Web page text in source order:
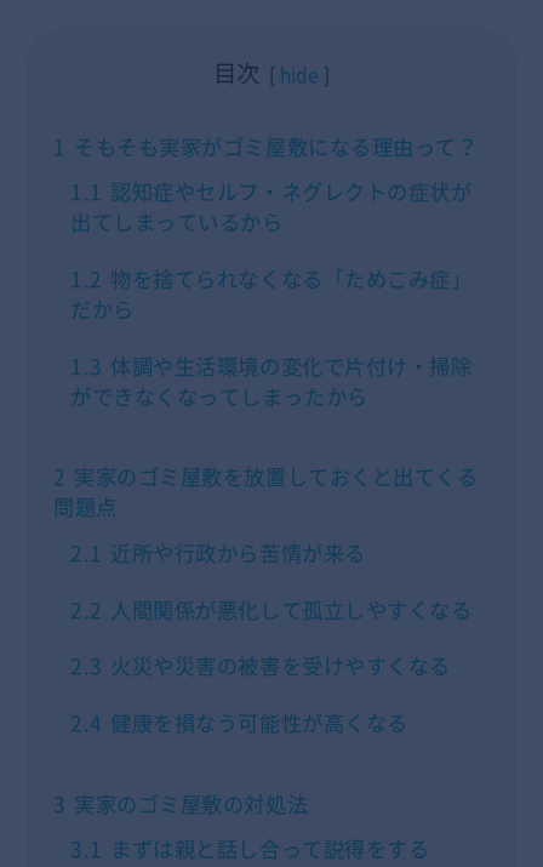
目次 hide
1 そもそも実家がゴミ屋敷になる理由って？
1.1 認知症やセルフ・ネグレクトの症状が
出てしまっているから
1.2 物を捨てられなくなる「ためこみ症」
だから
1.3 体調や生活環境の変化で片付け・掃除
ができなくなってしまったから
2 実家のゴミ屋敷を放置しておくと出てくる
問題点
2.1 近所や行政から苦情が来る
2.2 人間関係が悪化して孤立しやすくなる
2.3 火災や災害の被害を受けやすくなる
2.4 健康を損なう可能性が高くなる
3 実家のゴミ屋敷の対処法
3.1 まずは親と話し合って説得をする